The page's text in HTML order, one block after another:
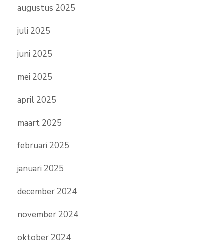
augustus 2025
juli 2025
juni 2025
mei 2025
april 2025
maart 2025
februari 2025
januari 2025
december 2024
november 2024
oktober 2024